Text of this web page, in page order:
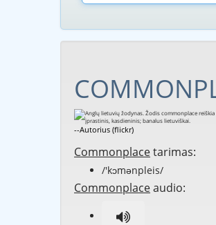
--Autorius (flickr)
Commonplacetarimas:
/'kɔmənpleis/
Commonplaceaudio: